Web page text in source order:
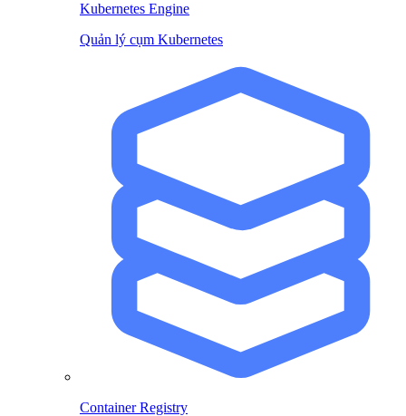
Kubernetes Engine
Quản lý cụm Kubernetes
Container Registry